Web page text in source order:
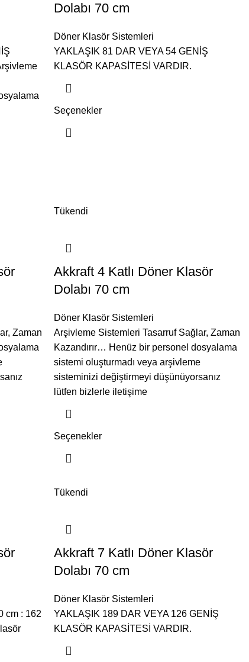
Dolabı 70 cm
Döner Klasör Sistemleri
YAKLAŞIK 81 DAR VEYA 54 GENİŞ
KLASÖR KAPASİTESİ VARDIR.
Seçenekler
Zaman
Tükendi
Akkraft 4 Katlı Döner Klasör
Dolabı 70 cm
Döner Klasör Sistemleri
Arşivleme Sistemleri Tasarruf Sağlar, Zaman
Kazandırır… Henüz bir personel dosyalama
sistemi oluşturmadı veya arşivleme
sisteminizi değiştirmeyi düşünüyorsanız
lütfen bizlerle iletişime
Seçenekler
cm : 162
Tükendi
Akkraft 7 Katlı Döner Klasör
Dolabı 70 cm
Döner Klasör Sistemleri
YAKLAŞIK 189 DAR VEYA 126 GENİŞ
KLASÖR KAPASİTESİ VARDIR.